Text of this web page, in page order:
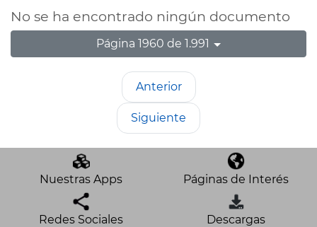
No se ha encontrado ningún documento
Página 1960 de 1.991
Anterior
Siguiente
Nuestras Apps Páginas de Interés
Redes Sociales Descargas